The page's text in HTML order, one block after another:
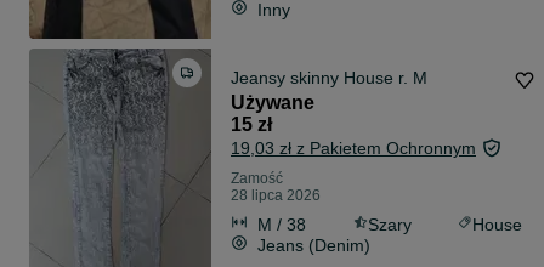
Inny
Jeansy skinny House r. M
Używane
15 zł
19,03 zł z Pakietem Ochronnym
Zamość
28 lipca 2026
M / 38 Szary
House
Jeans (Denim)